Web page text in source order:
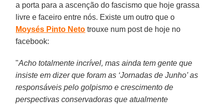
a porta para a ascenção do fascismo que hoje grassa
livre e faceiro entre nós. Existe um outro que o
Moysés Pinto Neto trouxe num post de hoje no
facebook:
"Acho totalmente incrível, mas ainda tem gente que
insiste em dizer que foram as ‘Jornadas de Junho’ as
responsáveis pelo golpismo e crescimento de
perspectivas conservadoras que atualmente